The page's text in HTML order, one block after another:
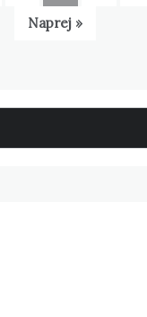
Naprej »